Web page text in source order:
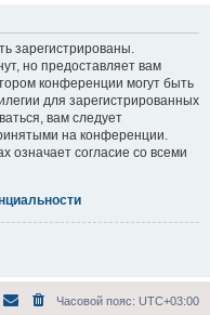
зарегистрированы.
но предоставляет вам
конференции могут быть
для зарегистрированных
вам следует
на конференции.
означает согласие со всеми
Часовой пояс: UTC+03:00